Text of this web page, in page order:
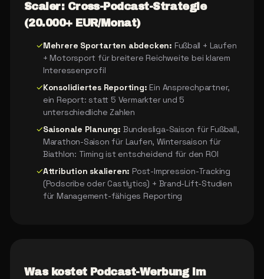
Scaler: Cross-Podcast-Strategie
(20.000+ EUR/Monat)
✓Mehrere Sportarten abdecken: Fußball + Laufen
+ Motorsport für breitere Reichweite bei klarem
Interessenprofil
✓Konsolidiertes Reporting: Ein Ansprechpartner,
ein Report: statt 5 Vermarkter und 5
unterschiedliche Zahlen
✓Saisonale Planung: Bundesliga-Saison für Fußball,
Marathon-Saison für Laufen, Wintersaison für
Biathlon: Timing ist entscheidend für den ROI
✓Attribution skalieren: Post-Impression-Tracking
(Podscribe oder Castlytics) + Brand-Lift-Studien
für Management-fähiges Reporting
Was kostet Podcast-Werbung im